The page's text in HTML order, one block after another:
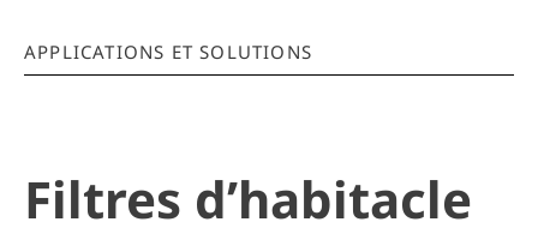
APPLICATIONS ET SOLUTIONS
Filtres d’habitacle